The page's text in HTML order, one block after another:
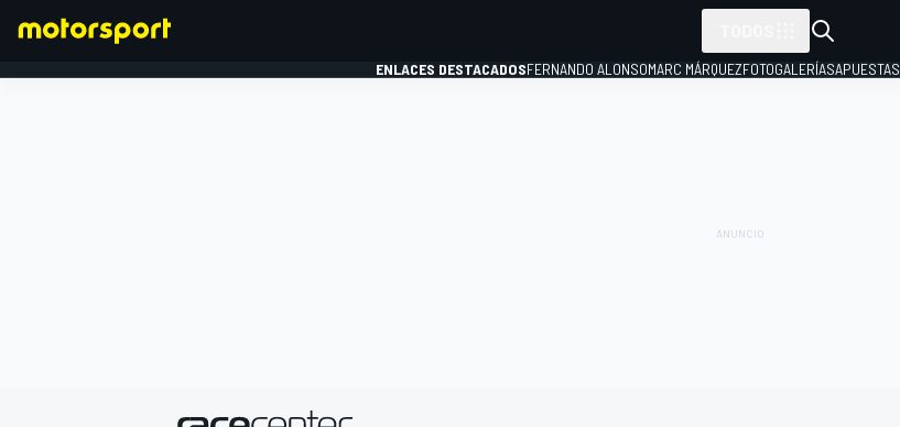
ENLACES DESTACADOSFERNANDO ALONSOMARC MÁRQUEZFOTOGALERÍASAPUESTAS